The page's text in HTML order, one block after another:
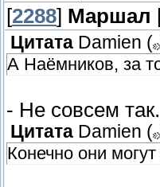
[2288] Маршал
Цитата Damien (
А Наёмников, за
- Не совсем
Цитата Damien (
Конечно они